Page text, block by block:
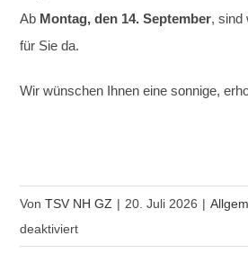
Ab Montag, den 14. September, sind
für Sie da.
Wir wünschen Ihnen eine sonnige,
VonTSV NH GZ | 20. Juli 2026 |
deaktiviertfür